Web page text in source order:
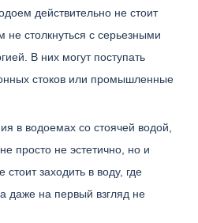
действительно не стоит
не столкнуться с серьезными
В них могут поступать
стоков или промышленные
в водоемах со стоячей водой,
просто не эстетично, но и
заходить в воду, где
даже на первый взгляд не